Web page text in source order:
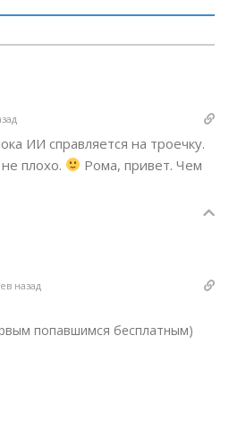
ИИ справляется на троечку.
плохо.
Рома, привет. Чем
назад
попавшимся бесплатным)